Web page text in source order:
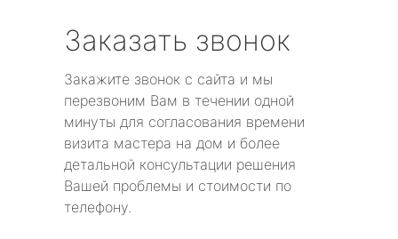
Заказать звонок
Закажите звонок с сайта и мы
перезвоним Вам в течении одной
минуты для согласования времени
визита мастера на дом и более
детальной консультации решения
Вашей проблемы и стоимости по
телефону.